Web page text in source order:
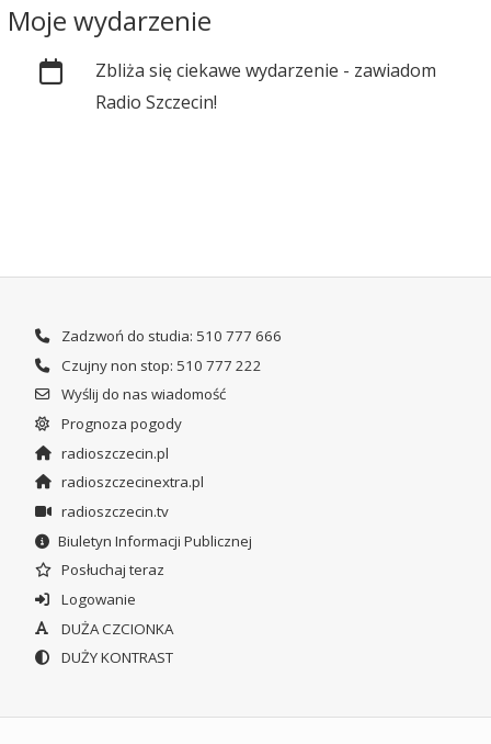
Moje wydarzenie
Zbliża się ciekawe wydarzenie - zawiadom
Radio Szczecin!
Zadzwoń do studia: 510 777 666
Czujny non stop: 510 777 222
Wyślij do nas wiadomość
Prognoza pogody
radioszczecin.pl
radioszczecinextra.pl
radioszczecin.tv
Biuletyn Informacji Publicznej
Posłuchaj teraz
Logowanie
DUŻA CZCIONKA
DUŻY KONTRAST